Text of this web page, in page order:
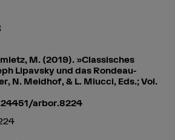
M. (2019). »Classisches
Lipavsky und das Rondeau-
N. Meidhof, & L. Miucci, Eds.; Vol.
arbor.8224